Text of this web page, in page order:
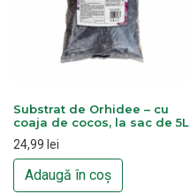
Substrat de Orhidee – cu
coaja de cocos, la sac de 5L
24,99 lei
Adaugă în coș